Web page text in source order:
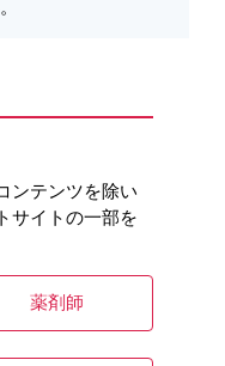
ンテンツを除い
サイトの一部を
薬剤師